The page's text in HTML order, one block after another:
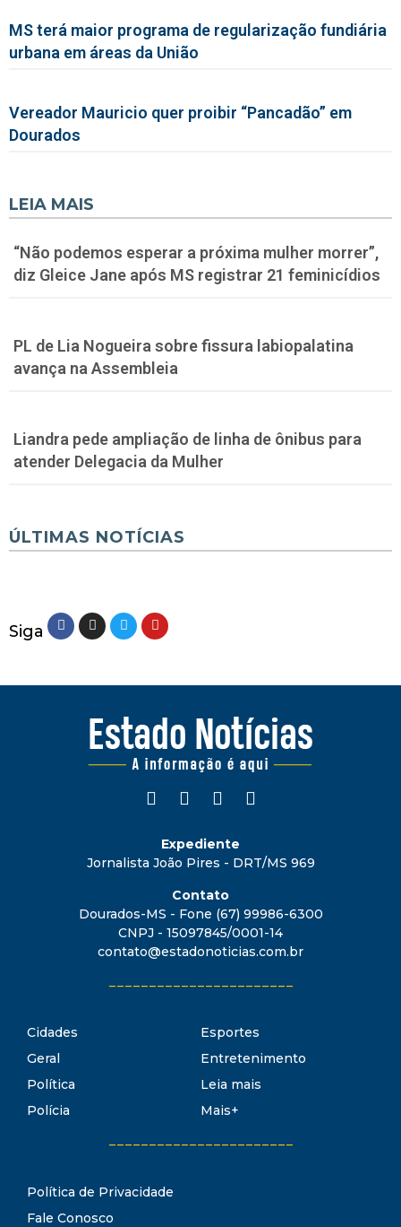
MS terá maior programa de regularização fundiária
urbana em áreas da União
Vereador Mauricio quer proibir “Pancadão” em
Dourados
LEIA MAIS
“Não podemos esperar a próxima mulher morrer”,
diz Gleice Jane após MS registrar 21 feminicídios
PL de Lia Nogueira sobre fissura labiopalatina
avança na Assembleia
Liandra pede ampliação de linha de ônibus para
atender Delegacia da Mulher
ÚLTIMAS NOTÍCIAS
Siga
Expediente
Jornalista João Pires - DRT/MS 969
Contato
Dourados-MS - Fone (67) 99986-6300
CNPJ - 15097845/0001-14
contato@estadonoticias.com.br
Cidades
Geral
Política
Polícia
Esportes
Entretenimento
Leia mais
Mais+
Política de Privacidade
Fale Conosco